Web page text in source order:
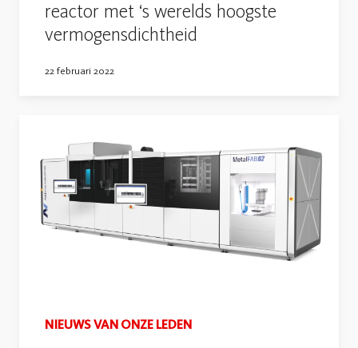
reactor met ‘s werelds hoogste
vermogensdichtheid
22 februari 2022
NIEUWS VAN ONZE LEDEN